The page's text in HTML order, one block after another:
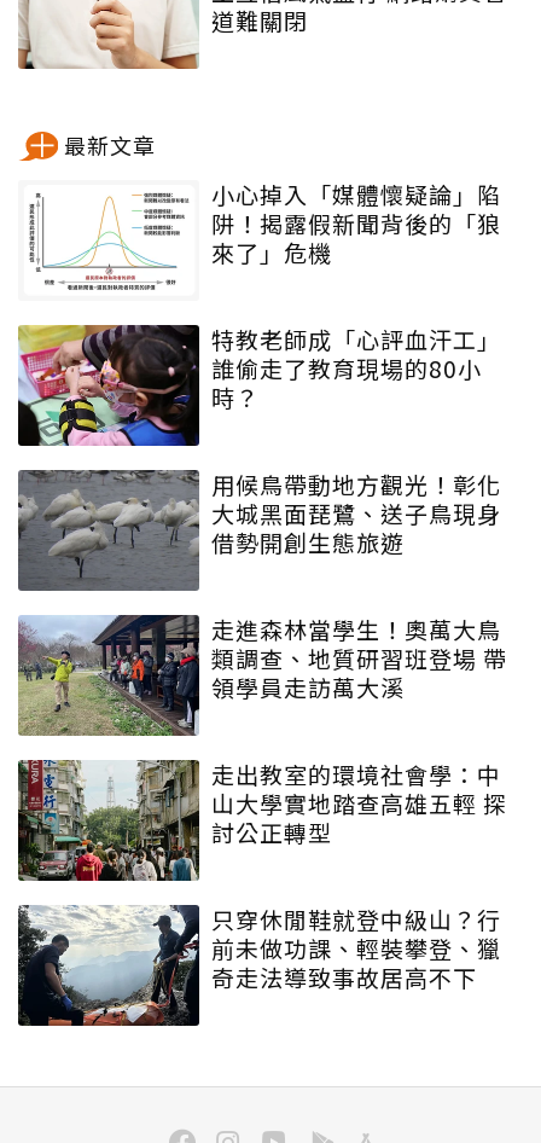
道難關閉
最新文章
小心掉入「媒體懷疑論」陷
阱！揭露假新聞背後的「狼
來了」危機
特教老師成「心評血汗工」
誰偷走了教育現場的80小
時？
用候鳥帶動地方觀光！彰化
大城黑面琵鷺、送子鳥現身
借勢開創生態旅遊
走進森林當學生！奧萬大鳥
類調查、地質研習班登場 帶
領學員走訪萬大溪
走出教室的環境社會學：中
山大學實地踏查高雄五輕 探
討公正轉型
只穿休閒鞋就登中級山？行
前未做功課、輕裝攀登、獵
奇走法導致事故居高不下